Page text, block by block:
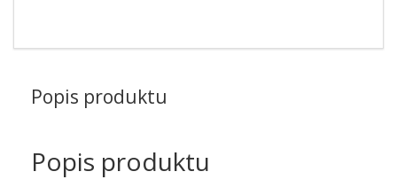
Popis produktu
Popis produktu